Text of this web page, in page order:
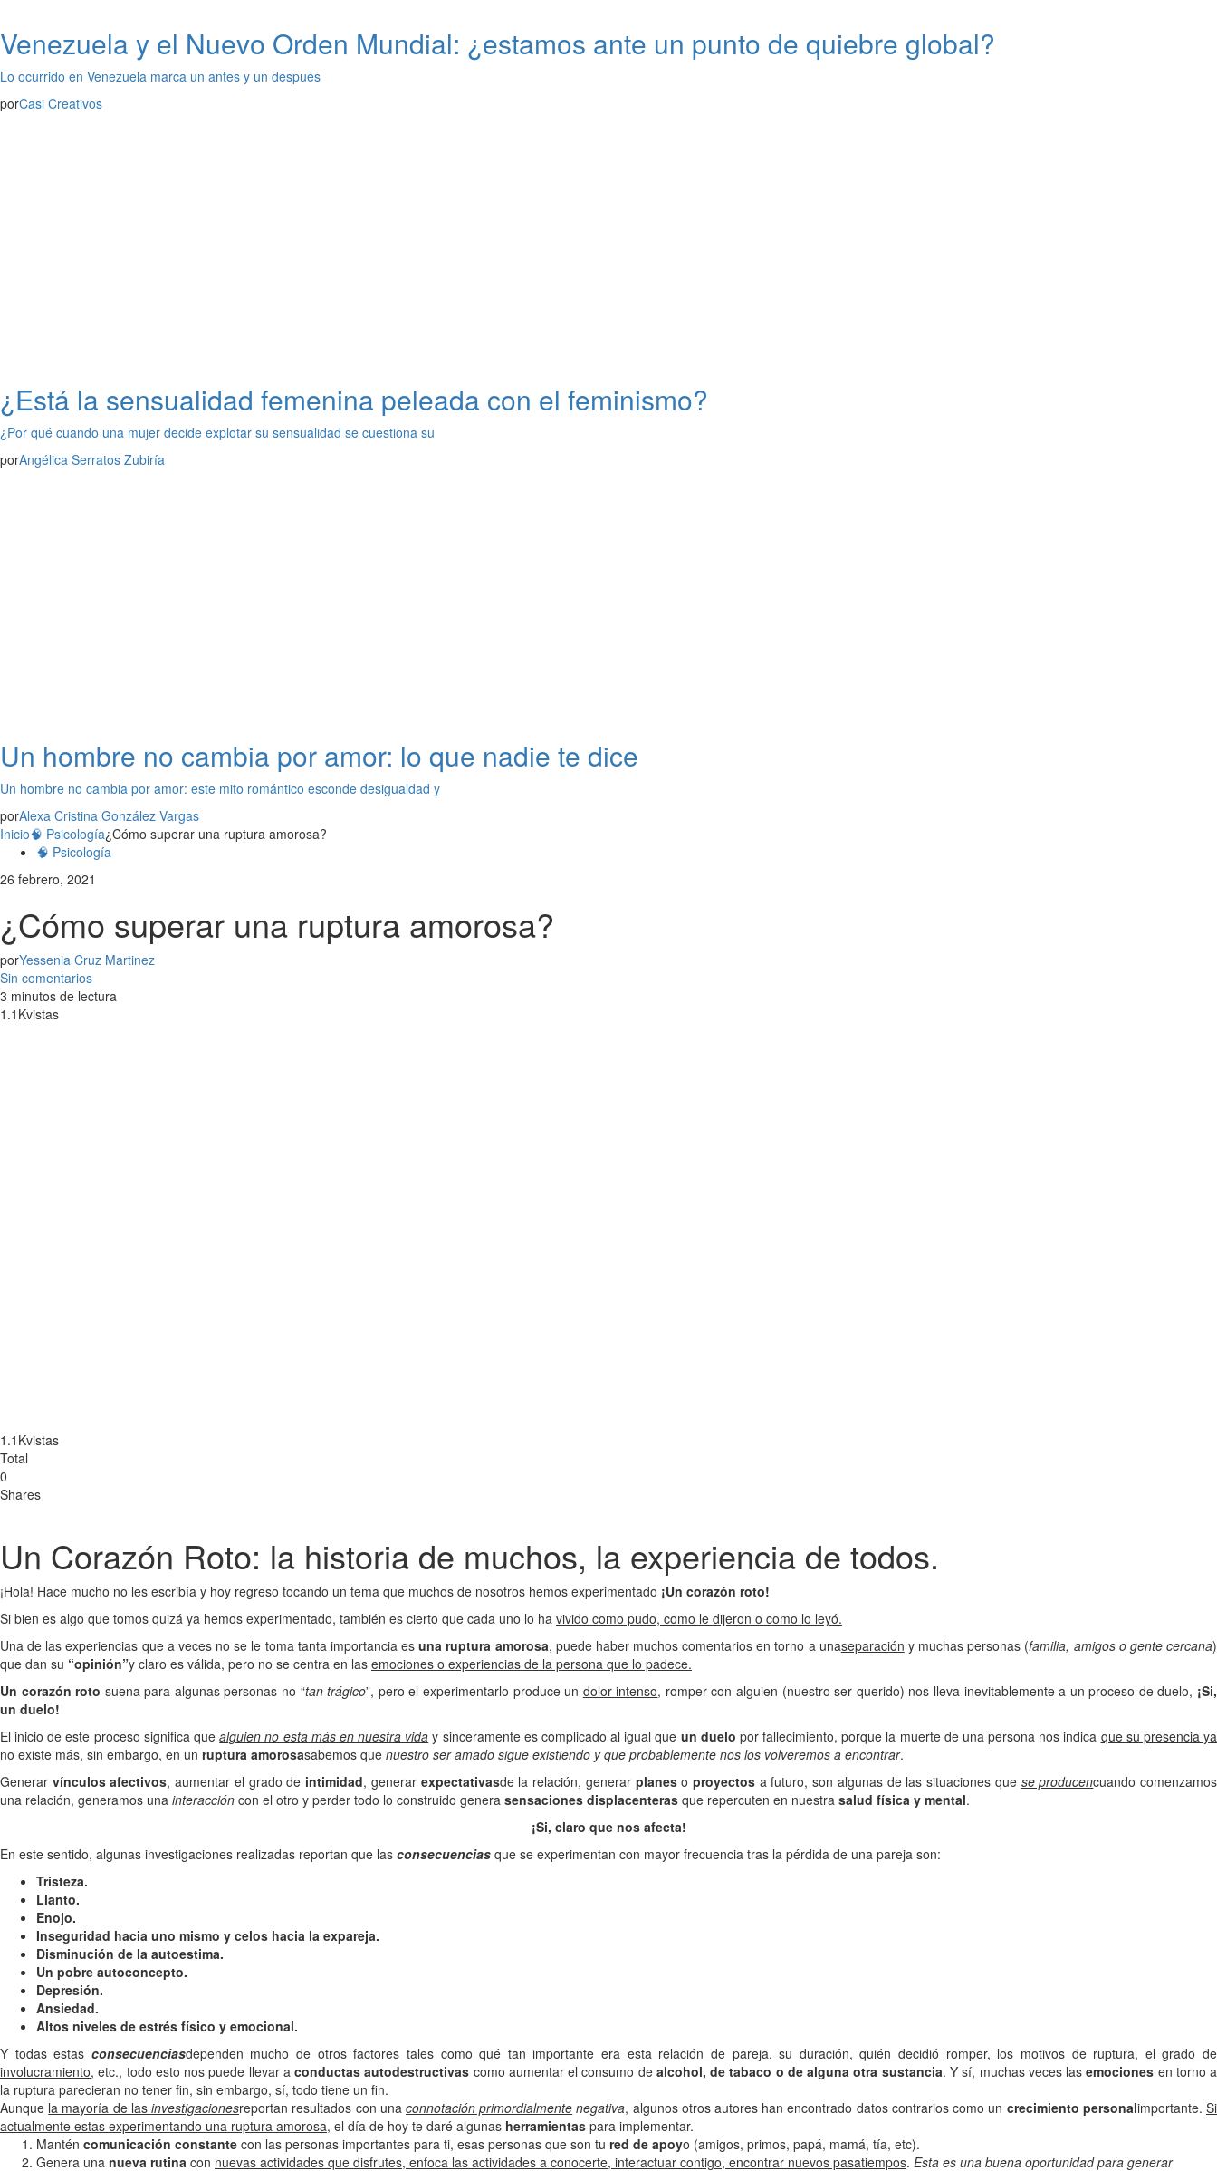
Venezuela y el Nuevo Orden Mundial: ¿estamos ante un punto de quiebre global?
Lo ocurrido en Venezuela marca un antes y un después
porCasi Creativos
¿Está la sensualidad femenina peleada con el feminismo?
¿Por qué cuando una mujer decide explotar su sensualidad se cuestiona su
porAngélica Serratos Zubiría
Un hombre no cambia por amor: lo que nadie te dice
Un hombre no cambia por amor: este mito romántico esconde desigualdad y
porAlexa Cristina González Vargas
Inicio🧠 Psicología¿Cómo superar una ruptura amorosa?
🧠 Psicología
26 febrero, 2021
¿Cómo superar una ruptura amorosa?
porYessenia Cruz Martinez
Sin comentarios
3 minutos de lectura
1.1Kvistas
1.1Kvistas
Total
0
Shares
Un Corazón Roto: la historia de muchos, la experiencia de todos.
¡Hola! Hace mucho no les escribía y hoy regreso tocando un tema que muchos de nosotros hemos experimentado ¡Un corazón roto!
Si bien es algo que tomos quizá ya hemos experimentado, también es cierto que cada uno lo ha vivido como pudo, como le dijeron o como lo leyó.
Una de las experiencias que a veces no se le toma tanta importancia esuna ruptura amorosa, puede haber muchos comentarios en torno a unaseparación y muchas personas (familia, amigos o gente cercana)
que dan su “opinión”y claro es válida, pero no se centra en las emociones o experiencias de la persona que lo padece.
Un corazón roto suena para algunas personas no “tan trágico”, pero el experimentarlo produce un dolor intenso, romper con alguien (nuestro ser querido) nos lleva inevitablemente a un proceso de duelo, ¡Si,
un duelo!
El inicio de este proceso significa quealguien no esta más en nuestra vida y sinceramente es complicado al igual que un duelo por fallecimiento, porque la muerte de una persona nos indica que su presencia ya
no existe más, sin embargo, en un ruptura amorosasabemos que nuestro ser amado sigue existiendo y que probablemente nos los volveremos a encontrar.
Generar vínculos afectivos, aumentar el grado de intimidad, generar expectativasde la relación, generar planeso proyectos a futuro, son algunas de las situaciones que se producencuando comenzamos
una relación, generamos una interacción con el otro y perder todo lo construido genera sensaciones displacenteras que repercuten en nuestra salud física y mental.
¡Si, claro que nos afecta!
En este sentido, algunas investigaciones realizadas reportan que las consecuencias que se experimentan con mayor frecuencia tras la pérdida de una pareja son:
Tristeza.
Llanto.
Enojo.
Inseguridad hacia uno mismo y celos hacia la expareja.
Disminución de la autoestima.
Un pobre autoconcepto.
Depresión.
Ansiedad.
Altos niveles de estrés físico y emocional.
Y todas estas consecuenciasdependen mucho de otros factores tales comoqué tan importante era esta relación de pareja,su duración,quién decidió romper, los motivos de ruptura, el grado de
involucramiento, etc., todo esto nos puede llevar aconductas autodestructivas como aumentar el consumo de alcohol, de tabaco o de alguna otra sustancia. Y sí, muchas veces lasemociones en torno a
la ruptura parecieran no tener fin, sin embargo, sí, todo tiene un fin.
Aunque la mayoría de lasinvestigacionesreportan resultados con una connotación primordialmente negativa, algunos otros autores han encontrado datos contrarios como un crecimiento personalimportante.Si
actualmente estas experimentando una ruptura amorosa, el día de hoy te daré algunas herramientas para implementar.
Mantén comunicación constante con las personas importantes para ti, esas personas que son tu red de apoyo (amigos, primos, papá, mamá, tía, etc).
Genera una nueva rutina con nuevas actividades que disfrutes, enfoca las actividades a conocerte, interactuar contigo, encontrar nuevos pasatiempos. Esta es una buena oportunidad para generar